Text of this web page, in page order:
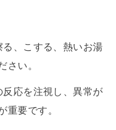
、こする、熱いお湯
さい。
応を注視し、異常が
重要です。